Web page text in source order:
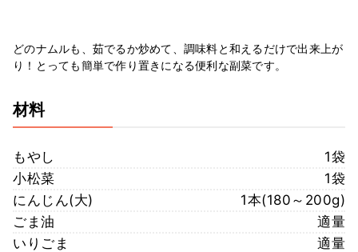
どのナムルも、茹でるか炒めて、調味料と和えるだけで出来上が
り！とっても簡単で作り置きになる便利な副菜です。
材料
もやし
1袋
小松菜
1袋
にんじん(大)
1本(180～200g)
ごま油
適量
いりごま
適量